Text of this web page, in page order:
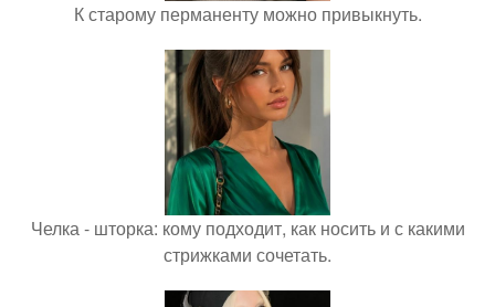
К старому перманенту можно привыкнуть.
Челка - шторка: кому подходит, как носить и с какими
стрижками сочетать.